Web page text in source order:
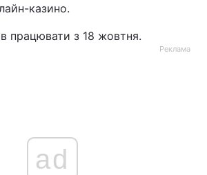
казино.
працювати з 18 жовтня.
Реклама
ad